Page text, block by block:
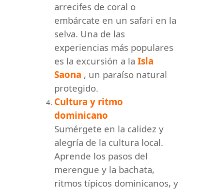
arrecifes de coral o
embárcate en un safari en la
selva. Una de las
experiencias más populares
es la excursión a la Isla
Saona , un paraíso natural
protegido.
Cultura y ritmo
dominicano
Sumérgete en la calidez y
alegría de la cultura local.
Aprende los pasos del
merengue y la bachata,
ritmos típicos dominicanos, y